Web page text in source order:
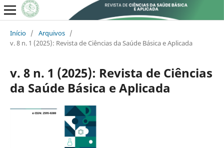
Início / Arquivos /
v. 8 n. 1 (2025): Revista de Ciências da Saúde Básica e Aplicada
v. 8 n. 1 (2025): Revista de Ciências
da Saúde Básica e Aplicada